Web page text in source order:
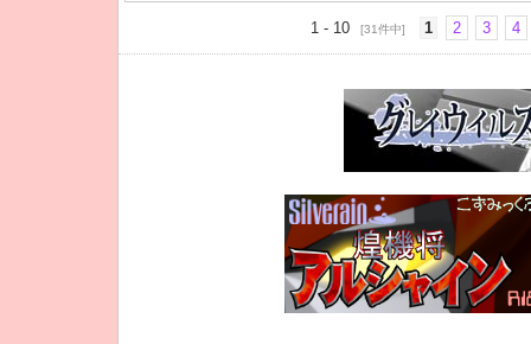
1 - 10 [31件中] 1 2 3 4